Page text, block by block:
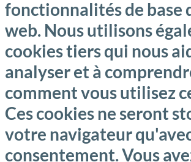
fonctionnalités de base
web. Nous utilisons
cookies tiers qui nous
analyser et à
comment vous utilisez
Ces cookies ne seront
votre navigateur
consentement. Vous